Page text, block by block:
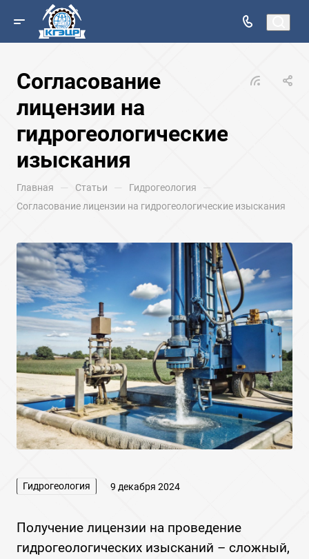
Согласование
лицензии на
гидрогеологические
изыскания
Главная — Статьи — Гидрогеология —
Согласование лицензии на гидрогеологические изыскания
Гидрогеология 9 декабря 2024
Получение лицензии на проведение
гидрогеологических изысканий – сложный,